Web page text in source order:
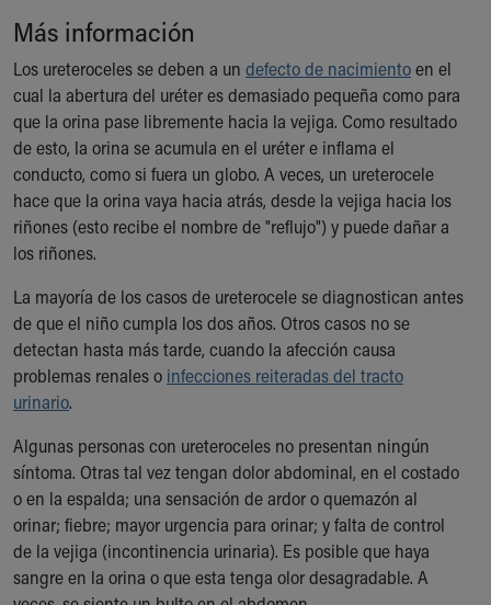
Health Centers
Symptom Checker
Financial Services
Price Estimates
Family Supports
Sports Health Services Provider for Akron Zips
New Parents
Find a Pediatrics Location
Find a Pediatrician
Make an Appointment
Breastfeeding Medicine
Child Passenger Safety
Safe Sleep for Babies
Safe Sleep
About Akron Children's Pediatrics
Who We Are
Building a Brighter Future
Our Mission, Vision, Promise
Calendar of Events
Community Mission
Connect With Us
Más información
Los ureteroceles se deben a un defecto de nacimientoen el
cual la abertura del uréter es demasiado pequeña como para
que la orina pase libremente hacia la vejiga. Como resultado
de esto, la orina se acumula en el uréter e inflama el
conducto, como si fuera un globo. A veces, un ureterocele
hace que la orina vaya hacia atrás, desde la vejiga hacia los
riñones (esto recibe el nombre de "reflujo") y puede dañar a
los riñones.
La mayoría de los casos de ureterocele se diagnostican antes
de que el niño cumpla los dos años. Otros casos no se
detectan hasta más tarde, cuando la afección causa
problemas renales o infecciones reiteradas del tracto
urinario.
Algunas personas con ureteroceles no presentan ningún
síntoma. Otras tal vez tengan dolor abdominal, en el costado
o en la espalda; una sensación de ardor o quemazón al
orinar; fiebre; mayor urgencia para orinar; y falta de control
de la vejiga (incontinencia urinaria). Es posible que haya
sangre en la orina o que esta tenga olor desagradable. A